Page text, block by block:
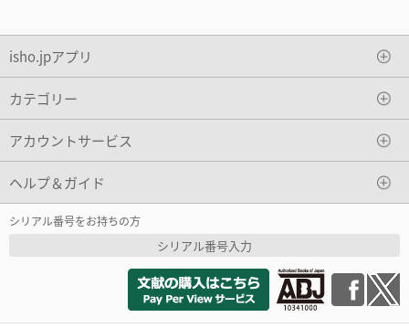
isho.jpアプリ
カテゴリー
アカウントサービス
ヘルプ＆ガイド
シリアル番号をお持ちの方
シリアル番号入力